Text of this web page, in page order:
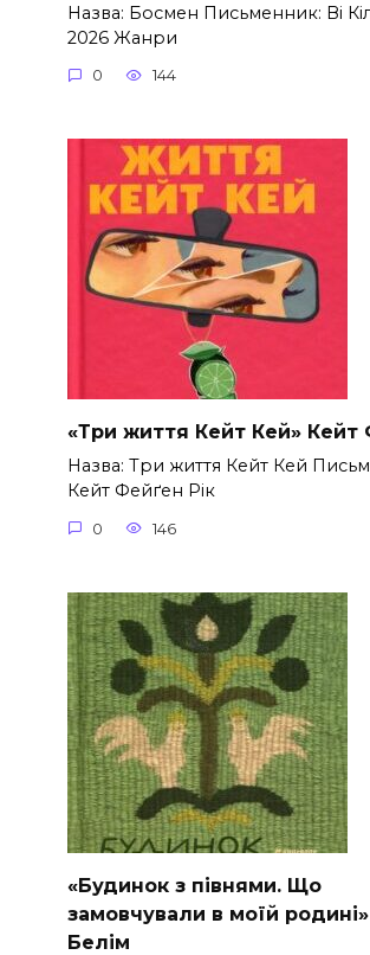
Назва: Босмен Письменник: Ві
2026 Жанри
0 144
«Три життя Кейт Кей» Кейт
Назва: Три життя Кейт Кей
Кейт Фейґен Рік
0 146
«Будинок з півнями. Що
замовчували в моїй родині»
Белім